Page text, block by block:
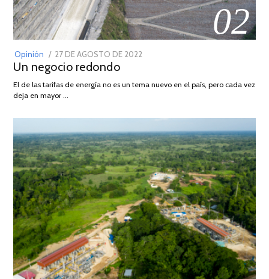
02
Opinión
POSTED
ON
27 DE AGOSTO DE 2022
DE
Un negocio redondo
El de las tarifas de energía no es un tema nuevo en el país, pero cada vez
deja en mayor …